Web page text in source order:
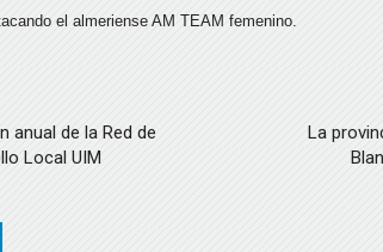
el almeriense AM TEAM femenino.
anual de la Red de
Local UIM
La